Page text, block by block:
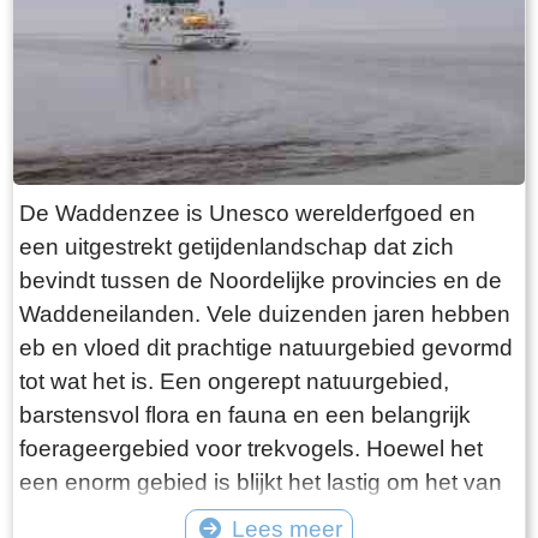
want deze is aan de binnenkant ook de moeite
waard. Er hangt een aantal historische houten
rouwborden aan de muur. In de huizen brandt
licht en de kachel. Aan de andere kant van de
terp loop je weer naar beneden, nu via voetpad
van gele klinkers. Als je daarna links aanhoudt
kom je gewoon weer uit waar je bent begonnen.
Het is moeilijk voor te stellen dat een dergelijk
terp ooit door mensenhanden is gemaakt.
Terpen hadden een belangrijke functie als
bescherming tegen overstromingen vanuit zee.
Na de aanleg van dijken werden ze, ontdaan
van hun nut, voor het grootste deel weer
afgegraven. De vruchtbare grond naar elders
verscheept. Hoe rigoureus deze vorm van
De Waddenzee is Unesco werelderfgoed en
een uitgestrekt getijdenlandschap dat zich
bevindt tussen de Noordelijke provincies en de
Waddeneilanden. Vele duizenden jaren hebben
eb en vloed dit prachtige natuurgebied gevormd
tot wat het is. Een ongerept natuurgebied,
barstensvol flora en fauna en een belangrijk
foerageergebied voor trekvogels. Hoewel het
een enorm gebied is blijkt het lastig om het van
dichtbij te zien en ervaren. Natuurlijk kun je in
Lees meer